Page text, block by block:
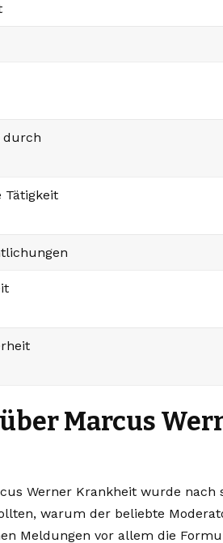
durch
Tätigkeit
Marcus
Werner Krankheit wurde nach
warum der beliebte
Meldungen vor allem die